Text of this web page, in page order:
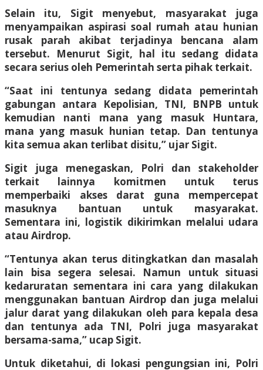
Selain itu, Sigit menyebut, masyarakat juga
menyampaikan aspirasi soal rumah atau hunian
rusak parah akibat terjadinya bencana alam
tersebut. Menurut Sigit, hal itu sedang didata
secara serius oleh Pemerintah serta pihak terkait.
“Saat ini tentunya sedang didata pemerintah
gabungan antara Kepolisian, TNI, BNPB untuk
kemudian nanti mana yang masuk Huntara,
mana yang masuk hunian tetap. Dan tentunya
kita semua akan terlibat disitu,” ujar Sigit.
Sigit juga menegaskan, Polri dan stakeholder
terkait lainnya komitmen untuk terus
memperbaiki akses darat guna mempercepat
masuknya bantuan untuk masyarakat.
Sementara ini, logistik dikirimkan melalui udara
atau Airdrop.
“Tentunya akan terus ditingkatkan dan masalah
lain bisa segera selesai. Namun untuk situasi
kedaruratan sementara ini cara yang dilakukan
menggunakan bantuan Airdrop dan juga melalui
jalur darat yang dilakukan oleh para kepala desa
dan tentunya ada TNI, Polri juga masyarakat
bersama-sama,” ucap Sigit.
Untuk diketahui, di lokasi pengungsian ini, Polri